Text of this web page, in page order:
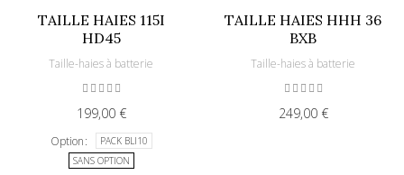
TAILLE HAIES 115I
HD45
Taille-haies à batterie
199,00 €
Option
PACK BLI10
SANS OPTION
TAILLE HAIES HHH 36
BXB
Taille-haies à batterie
249,00 €